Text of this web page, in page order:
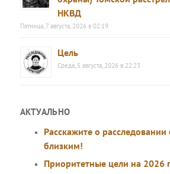
НКВД
Пятница, 7 августа, 2026 в 02:19
Цель
Среда, 5 августа, 2026 в 22:23
АКТУАЛЬНО
Расскажите о
близким!
Приоритетные цели на 2026